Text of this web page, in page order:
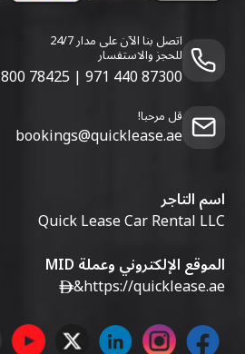
اتصل بنا الآن على مدار 24/7
للحجز والاستفسار
800 78425 | 971 440 87300
قل مرحبا!
bookings@quicklease.ae
اسم التاجر
Quick Lease Car Rental LLC
الموقع الإلكتروني وعملة MID
https://quicklease.ae
&